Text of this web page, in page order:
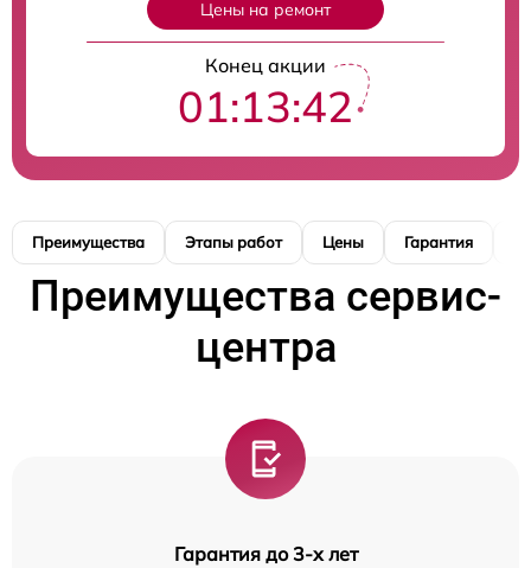
Цены на ремонт
Конец акции
01:13:41
Преимущества Этапы работ Цены Гарантия
Преимущества сервис-
центра
Гарантия до 3-х лет